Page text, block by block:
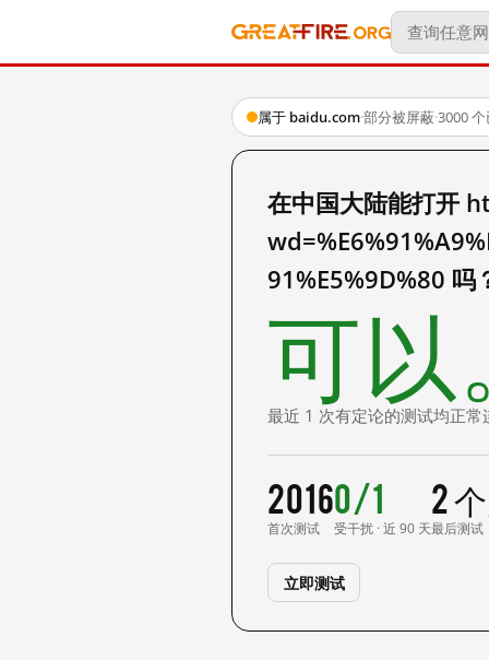
属于 baidu.com·部分被屏蔽·3000
在中国大陆能打开
91%E5%9D%80 吗
可以
最近 1 次有定论的测试均正常
2016
首次测试
0/1
受干扰 · 近 90 天
2
最后测试
立即测试